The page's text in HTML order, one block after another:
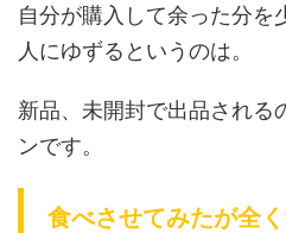
自分が購入して余った分を
人にゆずるというのは。
新品、未開封で出品される
ンです。
食べさせてみたが全